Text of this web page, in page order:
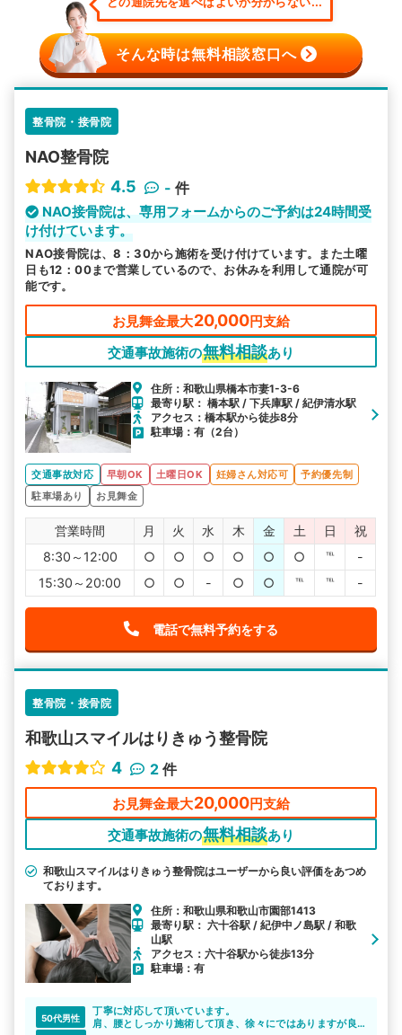
そんな時は無料相談窓口へ
整骨院・接骨院
NAO整骨院
4.5
- 件
NAO接骨院は、専用フォームからのご予約は24時間受
け付けています。
NAO接骨院は、8：30から施術を受け付けています。また土曜
日も12：00まで営業しているので、お休みを利用して通院が可
能です。
お見舞金最大20,000円支給
交通事故施術の無料相談あり
住所：和歌山県橋本市妻1-3-6
最寄り駅： 橋本駅 / 下兵庫駅 / 紀伊清水駅
アクセス：橋本駅から徒歩8分
駐車場：有（2台）
交通事故対応 早朝OK 土曜日OK 妊婦さん対応可
予約優先制
駐車場あり
お見舞金
営業時間 月 火 水 木 金 土 日
祝
8:30～12:00
○ ○ ○ ○ ○ ○ ℡
-
15:30～20:00
○ ○ - ○ ○ ℡ ℡ -
電話で無料予約をする
整骨院・接骨院
和歌山スマイルはりきゅう整骨院
4
2 件
お見舞金最大20,000円支給
交通事故施術の無料相談あり
和歌山スマイルはりきゅう整骨院はユーザーから良い評価をあつめ
ております。
住所：和歌山県和歌山市園部1413
最寄り駅： 六十谷駅 / 紀伊中ノ島駅 / 和歌
山駅
アクセス：六十谷駅から徒歩13分
駐車場：有
50代男性
丁寧に対応して頂いています。
肩、腰としっかり施術して頂き、徐々にではありますが良